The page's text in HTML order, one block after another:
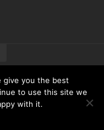
GmbH • Bautzner
give you the best
to use this site we
with it.